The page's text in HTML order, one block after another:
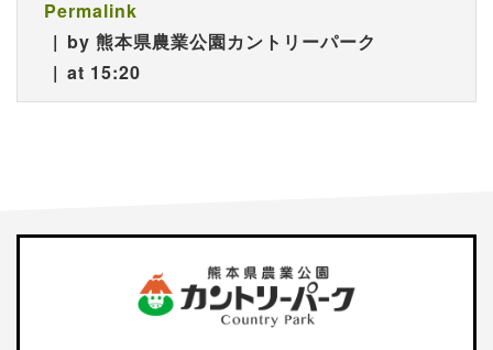
Permalink
by 熊本県農業公園カントリーパーク
at 15:20